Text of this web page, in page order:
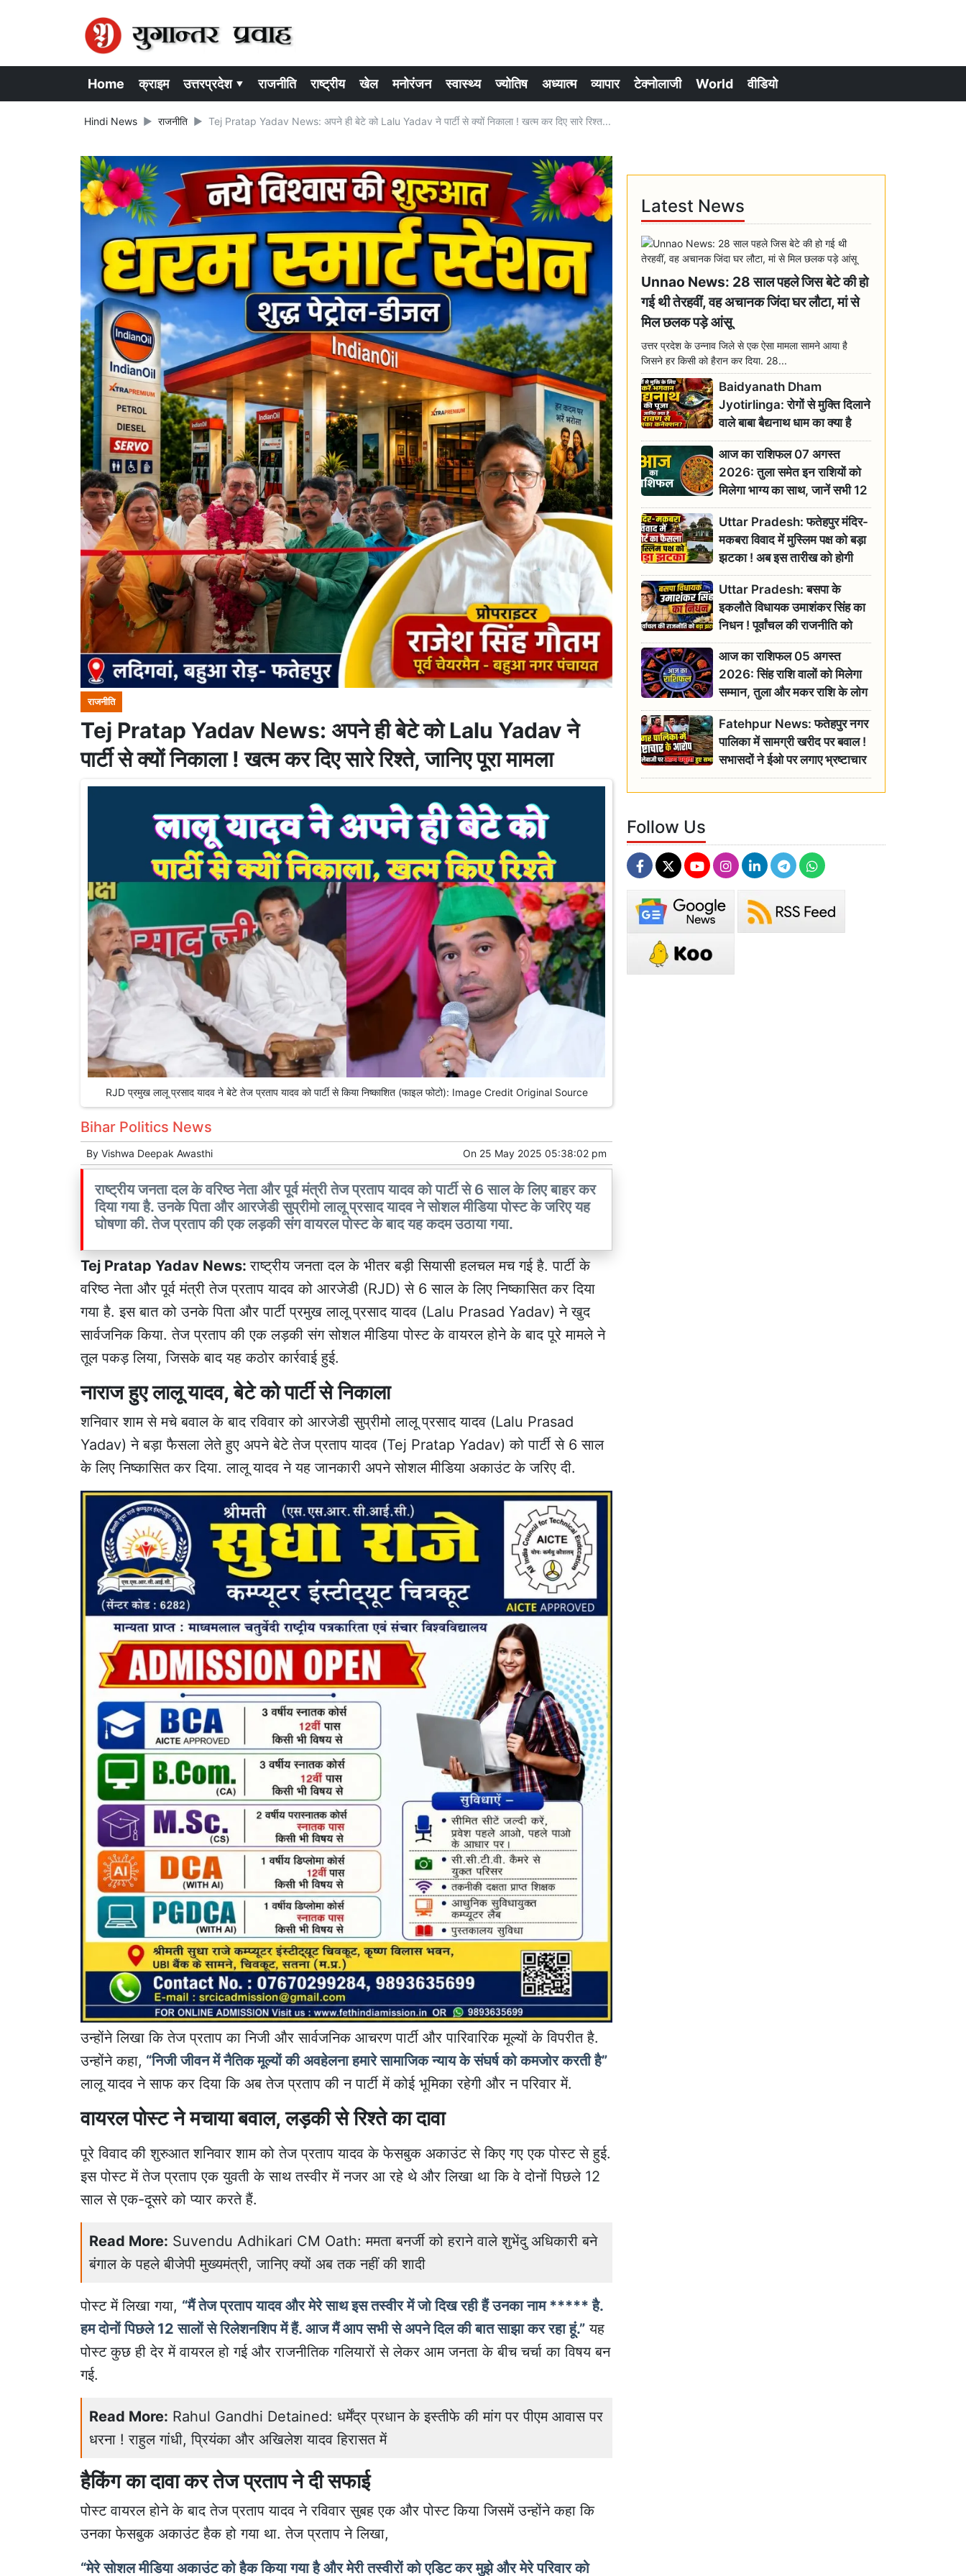
Home क्राइम उत्तरप्रदेश ▾ राजनीति राष्ट्रीय खेल मनोरंजन स्वास्थ्य ज्योतिष अध्यात्म व्यापार टेक्नोलाजी World वीडियो
Hindi News राजनीति Tej Pratap Yadav News: अपने ही बेटे को Lalu Yadav ने पार्टी से क्यों निकाला ! खत्म कर दिए सारे रिश्त...
राजनीति
Tej Pratap Yadav News: अपने ही बेटे को Lalu Yadav ने
पार्टी से क्यों निकाला ! खत्म कर दिए सारे रिश्ते, जानिए पूरा मामला
RJD प्रमुख लालू प्रसाद यादव ने बेटे तेज प्रताप यादव को पार्टी से किया निष्काशित (फाइल फोटो): Image Credit Original Source
Bihar Politics News
By Vishwa Deepak Awasthi On 25 May 2025 05:38:02 pm
राष्ट्रीय जनता दल के वरिष्ठ नेता और पूर्व मंत्री तेज प्रताप यादव को पार्टी से 6 साल के लिए बाहर कर
दिया गया है. उनके पिता और आरजेडी सुप्रीमो लालू प्रसाद यादव ने सोशल मीडिया पोस्ट के जरिए यह
घोषणा की. तेज प्रताप की एक लड़की संग वायरल पोस्ट के बाद यह कदम उठाया गया.
Tej Pratap Yadav News:राष्ट्रीय जनता दल के भीतर बड़ी सियासी हलचल मच गई है. पार्टी के
वरिष्ठ नेता और पूर्व मंत्री तेज प्रताप यादव को आरजेडी (RJD) से 6 साल के लिए निष्कासित कर दिया
गया है. इस बात को उनके पिता और पार्टी प्रमुख लालू प्रसाद यादव (Lalu Prasad Yadav) ने खुद
सार्वजनिक किया. तेज प्रताप की एक लड़की संग सोशल मीडिया पोस्ट के वायरल होने के बाद पूरे मामले ने
तूल पकड़ लिया, जिसके बाद यह कठोर कार्रवाई हुई.
नाराज हुए लालू यादव, बेटे को पार्टी से निकाला
शनिवार शाम से मचे बवाल के बाद रविवार को आरजेडी सुप्रीमो लालू प्रसाद यादव (Lalu Prasad
Yadav) ने बड़ा फैसला लेते हुए अपने बेटे तेज प्रताप यादव (Tej Pratap Yadav) को पार्टी से 6 साल
के लिए निष्कासित कर दिया. लालू यादव ने यह जानकारी अपने सोशल मीडिया अकाउंट के जरिए दी.
उन्होंने लिखा कि तेज प्रताप का निजी और सार्वजनिक आचरण पार्टी और पारिवारिक मूल्यों के विपरीत है.
उन्होंने कहा, “निजी जीवन में नैतिक मूल्यों की अवहेलना हमारे सामाजिक न्याय के संघर्ष को कमजोर करती है”
लालू यादव ने साफ कर दिया कि अब तेज प्रताप की न पार्टी में कोई भूमिका रहेगी और न परिवार में.
वायरल पोस्ट ने मचाया बवाल, लड़की से रिश्ते का दावा
पूरे विवाद की शुरुआत शनिवार शाम को तेज प्रताप यादव के फेसबुक अकाउंट से किए गए एक पोस्ट से हुई.
इस पोस्ट में तेज प्रताप एक युवती के साथ तस्वीर में नजर आ रहे थे और लिखा था कि वे दोनों पिछले 12
साल से एक-दूसरे को प्यार करते हैं.
Read More: Suvendu Adhikari CM Oath: ममता बनर्जी को हराने वाले शुभेंदु अधिकारी बने
बंगाल के पहले बीजेपी मुख्यमंत्री, जानिए क्यों अब तक नहीं की शादी
पोस्ट में लिखा गया, “मैं तेज प्रताप यादव और मेरे साथ इस तस्वीर में जो दिख रही हैं उनका नाम ***** है.
हम दोनों पिछले 12 सालों से रिलेशनशिप में हैं. आज मैं आप सभी से अपने दिल की बात साझा कर रहा हूं.” यह
पोस्ट कुछ ही देर में वायरल हो गई और राजनीतिक गलियारों से लेकर आम जनता के बीच चर्चा का विषय बन
गई.
Read More: Rahul Gandhi Detained: धर्मेंद्र प्रधान के इस्तीफे की मांग पर पीएम आवास पर
धरना ! राहुल गांधी, प्रियंका और अखिलेश यादव हिरासत में
हैकिंग का दावा कर तेज प्रताप ने दी सफाई
पोस्ट वायरल होने के बाद तेज प्रताप यादव ने रविवार सुबह एक और पोस्ट किया जिसमें उन्होंने कहा कि
उनका फेसबुक अकाउंट हैक हो गया था. तेज प्रताप ने लिखा,
“मेरे सोशल मीडिया अकाउंट को हैक किया गया है और मेरी तस्वीरों को एडिट कर मुझे और मेरे परिवार को
Latest News
Unnao News: 28 साल पहले जिस बेटे की हो
गई थी तेरहवीं, वह अचानक जिंदा घर लौटा, मां से
मिल छलक पड़े आंसू
उत्तर प्रदेश के उन्नाव जिले से एक ऐसा मामला सामने आया है
जिसने हर किसी को हैरान कर दिया. 28...
Baidyanath Dham
Jyotirlinga: रोगों से मुक्ति दिलाने
वाले बाबा बैद्यनाथ धाम का क्या है
रावण से संबंध? जानिए ज्योतिर्लिंग की
महिमा
आज का राशिफल 07 अगस्त
2026: तुला समेत इन राशियों को
मिलेगा भाग्य का साथ, जानें सभी 12
राशियों का दैनिक भाग्यफल
Uttar Pradesh: फतेहपुर मंदिर-
मकबरा विवाद में मुस्लिम पक्ष को बड़ा
झटका ! अब इस तारीख को होगी
सुनवाई
Uttar Pradesh: बसपा के
इकलौते विधायक उमाशंकर सिंह का
निधन ! पूर्वांचल की राजनीति को
बड़ा झटका, योगी ने जताया दुःख
आज का राशिफल 05 अगस्त
2026: सिंह राशि वालों को मिलेगा
सम्मान, तुला और मकर राशि के लोग
रहें सतर्क
Fatehpur News: फतेहपुर नगर
पालिका में सामग्री खरीद पर बवाल !
सभासदों ने ईओ पर लगाए भ्रष्टाचार
के गंभीर आरोप
Follow Us